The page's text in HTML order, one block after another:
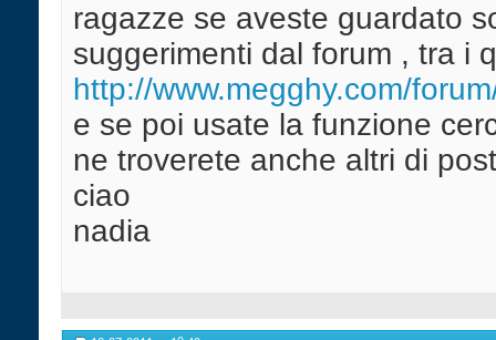
ragazze se aveste guardato
suggerimenti dal forum , tra i
http://www.megghy.com/
e se poi usate la funzione
ne troverete anche altri di
ciao
nadia